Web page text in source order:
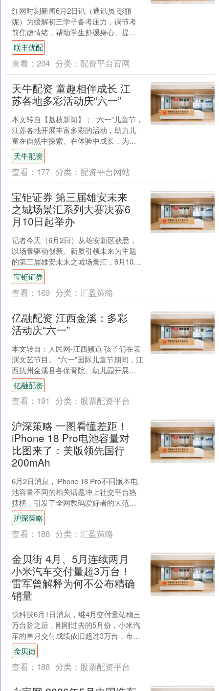
红网时刻新闻6月2日讯（通讯员 彭丽
妮）为缓解初三学子备考压力，调节考
前焦虑情绪，帮助学生舒缓身心、提振
士气，以乐观坚韧的心态迎战中考。5月
28日，株洲市第十九....
联丰优配
查看： 204 分类： 配资平台官网
天牛配资 童趣相伴成长 江
苏各地多彩活动庆“六一”
本文转自【荔枝新闻】； “六一”儿童节，
江苏各地开展丰富多彩的活动，助力儿
童在自然中探索、在体验中成长，为他
们送上有爱心的“六一”礼包。 6月1日上
午，南京市鼓....
天牛配资
查看： 177 分类： 配资平台网站
宝钜证券 第三届雄安未来
之城场景汇系列大赛决赛6
月10日起举办
记者今天（6月2日）从雄安新区获悉，
以场景驱动创新、新质引领未来为主题
的第三届雄安未来之城场景汇，6月10日
至7月10日在雄安新区集中举办系列大赛
决赛，同步举办....
宝钜证券
查看： 169 分类： 汇盈策略
亿融配资 江西金溪：多彩
活动庆“六一”
本文转自：人民网-江西频道 孩子们在表
演文艺节目。 “六一”国际儿童节期间，江
西抚州金溪县各保育院、幼儿园开展丰
富多彩的活动，让孩子们在欢声笑语中
庆祝节日。（邓....
亿融配资
查看： 191 分类： 股票配资平台
沪深策略 一图看懂差距！
iPhone 18 Pro电池容量对
比图来了：美版领先国行
200mAh
6月2日消息，iPhone 18 Pro不同版本电
池容量不同的相关话题冲上社交平台热
搜榜，引发了全网数码爱好者的大范围
热议。 和上一代iPhone 17 Pro....
沪深策略
查看： 188 分类： 汇盈策略
金贝街 4月、5月连续两月
小米汽车交付量超3万台！
雷军曾解释为何不公布精确
销量
快科技6月1日消息，继4月交付量站稳三
万台阶之后，刚刚过去的5月份，小米汽
车的单月交付成绩依旧超过3万台，市场
表现持续向好。 小米汽车官方今天正式
对外披露相关数....
金贝街
查看： 188 分类： 股票配资平台